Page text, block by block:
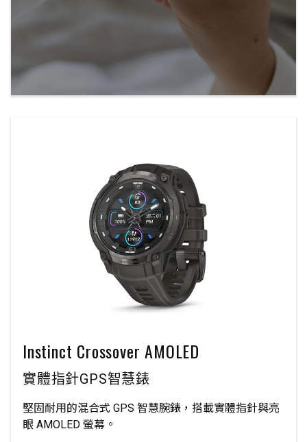
Instinct Crossover AMOLED
實體指針GPS智慧錶
堅固耐用的混合式 GPS 智慧腕錶，搭載實體指針與亮
眼 AMOLED 螢幕。